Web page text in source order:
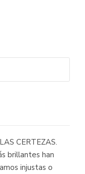
CERTEZAS.
brillantes han
injustas o